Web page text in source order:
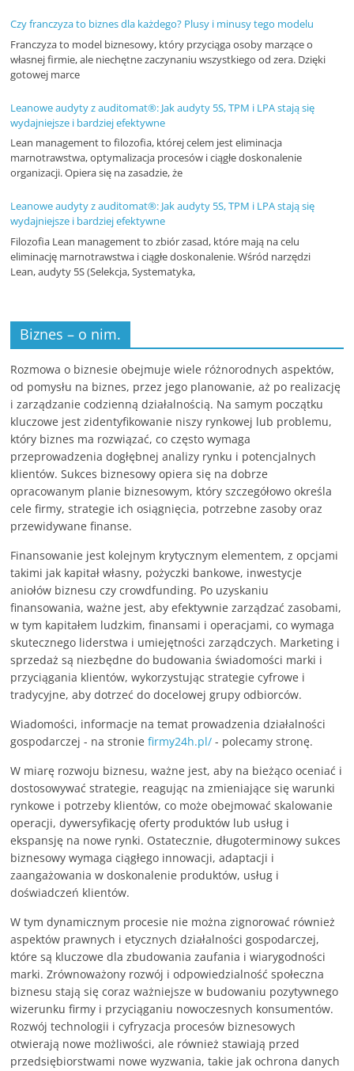
Czy franczyza to biznes dla każdego? Plusy i minusy tego modelu
Franczyza to model biznesowy, który przyciąga osoby marzące o
własnej firmie, ale niechętne zaczynaniu wszystkiego od zera. Dzięki
gotowej marce
Leanowe audyty z auditomat®: Jak audyty 5S, TPM i LPA stają się
wydajniejsze i bardziej efektywne
Lean management to filozofia, której celem jest eliminacja
marnotrawstwa, optymalizacja procesów i ciągłe doskonalenie
organizacji. Opiera się na zasadzie, że
Leanowe audyty z auditomat®: Jak audyty 5S, TPM i LPA stają się
wydajniejsze i bardziej efektywne
Filozofia Lean management to zbiór zasad, które mają na celu
eliminację marnotrawstwa i ciągłe doskonalenie. Wśród narzędzi
Lean, audyty 5S (Selekcja, Systematyka,
Biznes – o nim.
Rozmowa o biznesie obejmuje wiele różnorodnych aspektów,
od pomysłu na biznes, przez jego planowanie, aż po realizację
i zarządzanie codzienną działalnością. Na samym początku
kluczowe jest zidentyfikowanie niszy rynkowej lub problemu,
który biznes ma rozwiązać, co często wymaga
przeprowadzenia dogłębnej analizy rynku i potencjalnych
klientów. Sukces biznesowy opiera się na dobrze
opracowanym planie biznesowym, który szczegółowo określa
cele firmy, strategie ich osiągnięcia, potrzebne zasoby oraz
przewidywane finanse.
Finansowanie jest kolejnym krytycznym elementem, z opcjami
takimi jak kapitał własny, pożyczki bankowe, inwestycje
aniołów biznesu czy crowdfunding. Po uzyskaniu
finansowania, ważne jest, aby efektywnie zarządzać zasobami,
w tym kapitałem ludzkim, finansami i operacjami, co wymaga
skutecznego liderstwa i umiejętności zarządczych. Marketing i
sprzedaż są niezbędne do budowania świadomości marki i
przyciągania klientów, wykorzystując strategie cyfrowe i
tradycyjne, aby dotrzeć do docelowej grupy odbiorców.
Wiadomości, informacje na temat prowadzenia działalności
gospodarczej - na stroniefirmy24h.pl/ - polecamy stronę.
W miarę rozwoju biznesu, ważne jest, aby na bieżąco oceniać i
dostosowywać strategie, reagując na zmieniające się warunki
rynkowe i potrzeby klientów, co może obejmować skalowanie
operacji, dywersyfikację oferty produktów lub usług i
ekspansję na nowe rynki. Ostatecznie, długoterminowy sukces
biznesowy wymaga ciągłego innowacji, adaptacji i
zaangażowania w doskonalenie produktów, usług i
doświadczeń klientów.
W tym dynamicznym procesie nie można zignorować również
aspektów prawnych i etycznych działalności gospodarczej,
które są kluczowe dla zbudowania zaufania i wiarygodności
marki. Zrównoważony rozwój i odpowiedzialność społeczna
biznesu stają się coraz ważniejsze w budowaniu pozytywnego
wizerunku firmy i przyciąganiu nowoczesnych konsumentów.
Rozwój technologii i cyfryzacja procesów biznesowych
otwierają nowe możliwości, ale również stawiają przed
przedsiębiorstwami nowe wyzwania, takie jak ochrona danych